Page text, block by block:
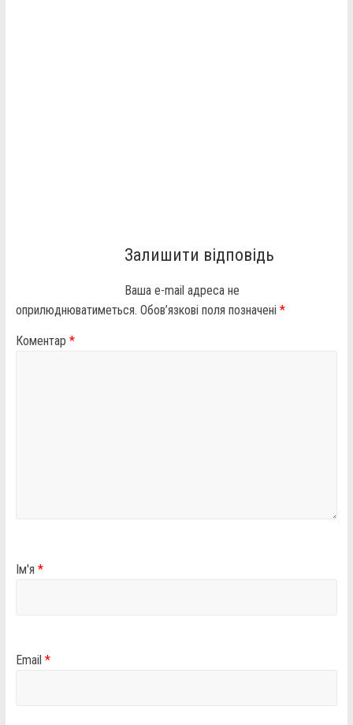
Залишити відповідь
Ваша e-mail адреса не
оприлюднюватиметься. Обов’язкові поля позначені *
Коментар *
Ім'я *
Email *